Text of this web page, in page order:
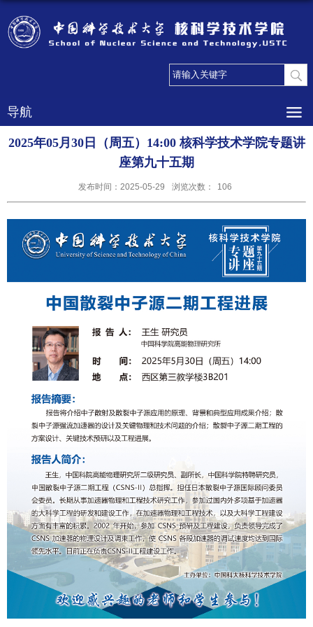
导航
2025年05月30日（周五）14:00 核科学技术学院专题讲
座第九十五期
发布时间：2025-05-29 浏览次数： 106